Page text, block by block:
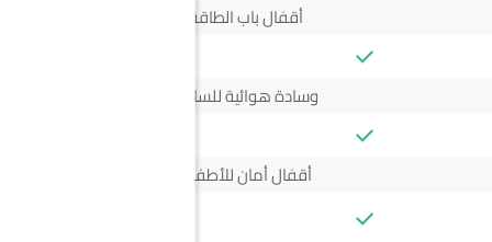
أقفال باب الطاقة
وسادة هوائية للسائق
أقفال أمان للأطفال